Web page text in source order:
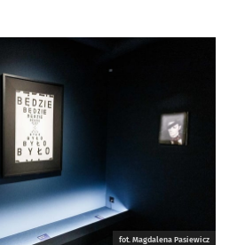
fot. Magdalena Pasiewicz